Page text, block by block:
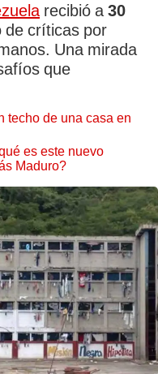
recibió a 30
de críticas por
Una mirada
que
techo de una casa en
es este nuevo
Maduro?